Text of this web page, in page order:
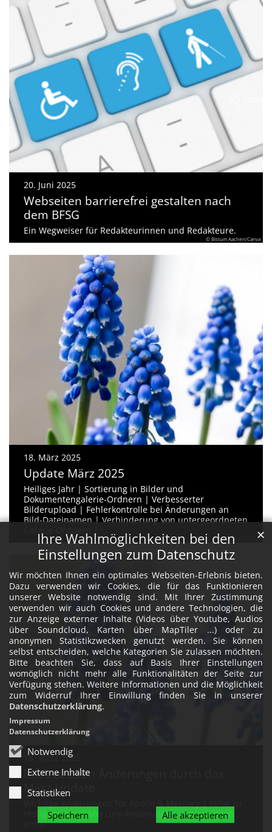
Ihre Wahlmöglichkeiten bei den
Einstellungen zum Datenschutz
Wir möchten Ihnen ein optimales Webseiten-Erlebnis bieten.
Dazu verwenden wir Cookies, die für das Funktionieren
unserer Website notwendig sind. Mit Ihrer Zustimmung
verwenden wir auch Cookies und andere Technologien, die
zur Anzeige externer Inhalte (Videos über Youtube, Audios
über Soundcloud, Karten über MapTiler ...) oder zu
anonymen Statistikzwecken genutzt werden. Sie können
selbst entscheiden, welche Kategorien Sie zulassen möchten.
Bitte beachten Sie, dass auf Basis Ihrer Einstellungen
womöglich nicht mehr alle Funktionalitäten der Seite zur
Verfügung stehen. Weitere Informationen und die Möglichkeit
zum Widerruf Ihrer Einwillung finden Sie in unserer
Datenschutzerklärung.
Notwendig
Externe Inhalte
Statistiken
Speichern
Alle akzeptieren
✕
Impressum
Datenschutzerklärung
20. Juni 2025
Webseiten barrierefrei gestalten nach
dem BFSG
Ein Wegweiser für Redakteurinnen und Redakteure.
© Bistum Aachen/Canva
18. März 2025
Update März 2025
Heiliges Jahr | Sortierung in Bilder und
Dokumentengalerie-Ordnern | Verbesserter
Bilderupload | Fehlerkontrolle bei Änderungen an
Bild-Dateinamen | Verhinderung von untergeordneten
© Monika Herkens
18. März 2025
Infos zu allen Änderungen durch das
März-Update
Heiligem Jahr | Mercury-Änderungen - Anleitungen
anbei